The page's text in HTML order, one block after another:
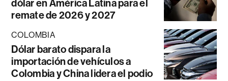
dólar en América Latina para el
remate de 2026 y 2027
COLOMBIA
Dólar barato dispara la
importación de vehículos a
Colombia y China lidera el podio